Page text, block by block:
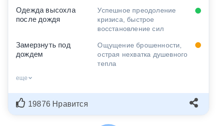
Одежда высохла
после дождя
Успешное преодоление
кризиса, быстрое
восстановление сил
Замерзнуть под
дождем
Ощущение брошенности,
острая нехватка душевного
тепла
еще
19876 Нравится